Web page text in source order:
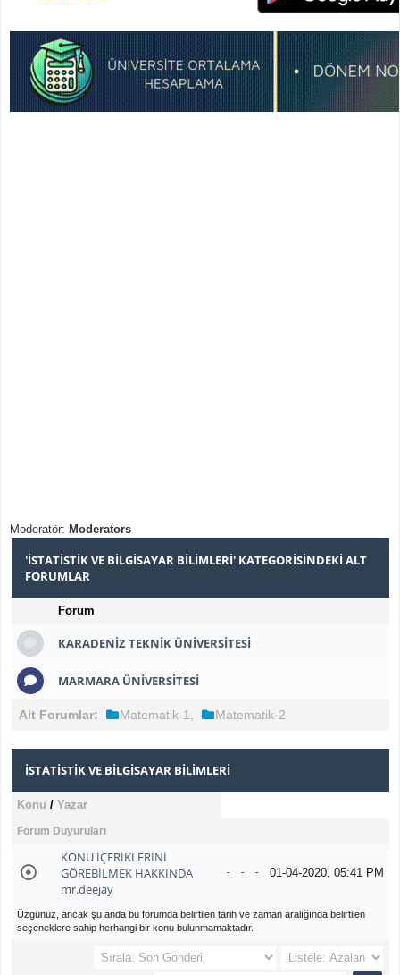
Moderatör: Moderators
'İSTATISTIK VE BILGISAYAR BILIMLERI' KATEGORISINDEKI ALT
FORUMLAR
Forum
KARADENIZ TEKNIK ÜNIVERSITESI
MARMARA ÜNIVERSITESI
Alt Forumlar: Matematik-1 Matematik-2
İSTATISTIK VE BILGISAYAR BILIMLERI
Konu / Yazar
Forum Duyuruları
KONU İÇERİKLERİNİ
GÖREBİLMEK HAKKINDA
mr.deejay
- - - 01-04-2020, 05:41 PM
Üzgünüz, ancak şu anda bu forumda belirtilen tarih ve zaman aralığında belirtilen
seçeneklere sahip herhangi bir konu bulunmamaktadır.